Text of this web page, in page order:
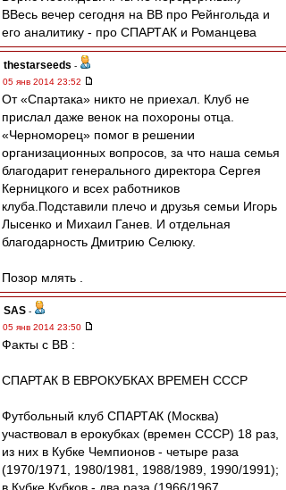
ВВесь вечер сегодня на ВВ про Рейнгольда и
его аналитику - про СПАРТАК и Романцева
thestarseeds -
05 янв 2014 23:52
От «Спартака» никто не приехал. Клуб не
прислал даже венок на похороны отца.
«Черноморец» помог в решении
организационных вопросов, за что наша семья
благодарит генерального директора Сергея
Керницкого и всех работников
клуба.Подставили плечо и друзья семьи Игорь
Лысенко и Михаил Ганев. И отдельная
благодарность Дмитрию Селюку.
Позор млять .
SAS -
05 янв 2014 23:50
Факты с ВВ :
СПАРТАК В ЕВРОКУБКАХ ВРЕМЕН СССР
Футбольный клуб СПАРТАК (Москва)
участвовал в ерокубках (времен СССР) 18 раз,
из них в Кубке Чемпионов - четыре раза
(1970/1971, 1980/1981, 1988/1989, 1990/1991);